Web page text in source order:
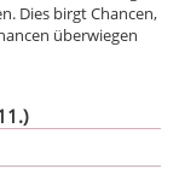
Dies birgt Chancen,
überwiegen